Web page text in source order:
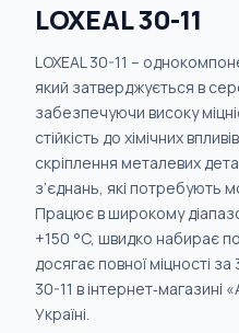
LOXEAL 30-11
LOXEAL 30-11 –
який затверджується в
забезпечуючи високу
стійкість до хімічних
скріплення металевих
з’єднань, які потребують
Працює в широкому
+150 °C, швидко набирає
досягає повної міцності
30-11 в інтернет‑магазині
Україні.